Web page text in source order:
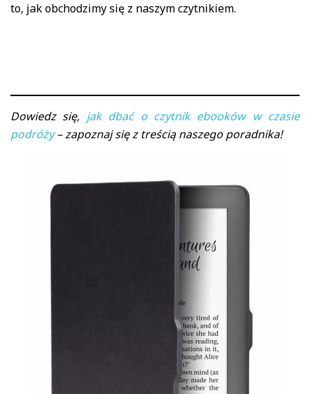
to, jak obchodzimy się z naszym czytnikiem.
Dowiedz się, jak dbać o czytnik ebooków w czasie
podróży– zapoznaj się z treścią naszego poradnika!